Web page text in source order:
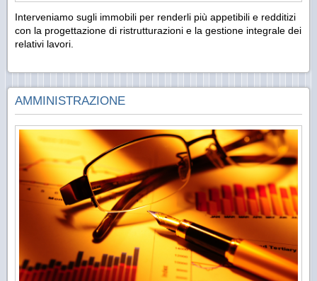
Interveniamo sugli immobili per renderli più appetibili e redditizi
con la progettazione di ristrutturazioni e la gestione integrale dei
relativi lavori.
AMMINISTRAZIONE